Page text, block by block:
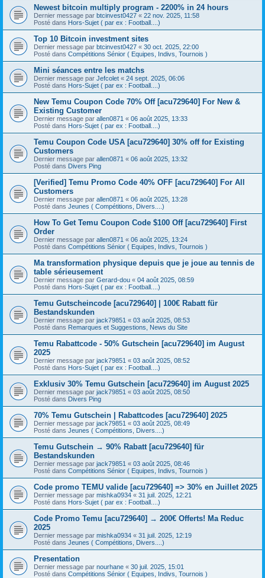
Newest bitcoin multiply program - 2200% in 24 hours
Dernier message par btcinvest0427 « 22 nov. 2025, 11:58
Posté dans Hors-Sujet ( par ex : Football....)
Top 10 Bitcoin investment sites
Dernier message par btcinvest0427 « 30 oct. 2025, 22:00
Posté dans Compétitions Sénior ( Equipes, Indivs, Tournois )
Mini séances entre les matchs
Dernier message par Jefcolet « 24 sept. 2025, 06:06
Posté dans Hors-Sujet ( par ex : Football....)
New Temu Coupon Code 70% Off [acu729640] For New &
Existing Customer
Dernier message par allen0871 « 06 août 2025, 13:33
Posté dans Hors-Sujet ( par ex : Football....)
Temu Coupon Code USA [acu729640] 30% off for Existing
Customers
Dernier message par allen0871 « 06 août 2025, 13:32
Posté dans Divers Ping
[Verified] Temu Promo Code 40% OFF [acu729640] For All
Customers
Dernier message par allen0871 « 06 août 2025, 13:28
Posté dans Jeunes ( Compétitions, Divers....)
How To Get Temu Coupon Code $100 Off [acu729640] First
Order
Dernier message par allen0871 « 06 août 2025, 13:24
Posté dans Compétitions Sénior ( Equipes, Indivs, Tournois )
Ma transformation physique depuis que je joue au tennis de
table sérieusement
Dernier message par Gerard-dou « 04 août 2025, 08:59
Posté dans Hors-Sujet ( par ex : Football....)
Temu Gutscheincode [acu729640] | 100€ Rabatt für
Bestandskunden
Dernier message par jack79851 « 03 août 2025, 08:53
Posté dans Remarques et Suggestions, News du Site
Temu Rabattcode - 50% Gutschein [acu729640] im August
2025
Dernier message par jack79851 « 03 août 2025, 08:52
Posté dans Hors-Sujet ( par ex : Football....)
Exklusiv 30% Temu Gutschein [acu729640] im August 2025
Dernier message par jack79851 « 03 août 2025, 08:50
Posté dans Divers Ping
70% Temu Gutschein | Rabattcodes [acu729640] 2025
Dernier message par jack79851 « 03 août 2025, 08:49
Posté dans Jeunes ( Compétitions, Divers....)
Temu Gutschein → 90% Rabatt [acu729640] für
Bestandskunden
Dernier message par jack79851 « 03 août 2025, 08:46
Posté dans Compétitions Sénior ( Equipes, Indivs, Tournois )
Code promo TEMU valide [acu729640] => 30% en Juillet 2025
Dernier message par mishka0934 « 31 juil. 2025, 12:21
Posté dans Hors-Sujet ( par ex : Football....)
Code Promo Temu [acu729640] → 200€ Offerts! Ma Reduc
2025
Dernier message par mishka0934 « 31 juil. 2025, 12:19
Posté dans Jeunes ( Compétitions, Divers....)
Presentation
Dernier message par nourhane « 30 juil. 2025, 15:01
Posté dans Compétitions Sénior ( Equipes, Indivs, Tournois )